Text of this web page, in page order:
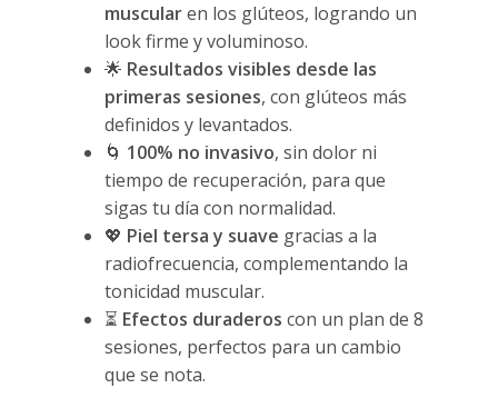
muscularen los glúteos, logrando un
look firme y voluminoso.
🌟 Resultados visibles desde las
primeras sesiones, con glúteos más
definidos y levantados.
🌀 100% no invasivo, sin dolor ni
tiempo de recuperación, para que
sigas tu día con normalidad.
💖 Piel tersa y suave gracias a la
radiofrecuencia, complementando la
tonicidad muscular.
⏳ Efectos duraderos con un plan de 8
sesiones, perfectos para un cambio
que se nota.